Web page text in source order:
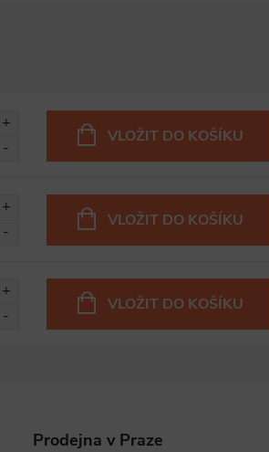
VLOŽIT DO KOŠÍKU
VLOŽIT DO KOŠÍKU
VLOŽIT DO KOŠÍKU
Prodejna v Praze